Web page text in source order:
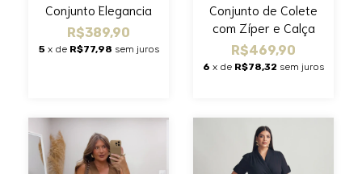
Conjunto Elegancia
R$389,90
5 x de R$77,98 sem juros
Conjunto de Colete
com Zíper e Calça
R$469,90
6 x de R$78,32 sem juros